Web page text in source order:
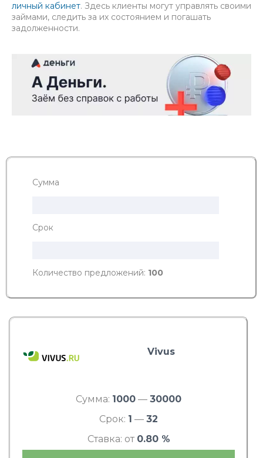
личный кабинет. Здесь клиенты могут управлять своими
займами, следить за их состоянием и погашать
задолженности.
Сумма
Срок
Количество предложений: 100
Vivus
Сумма: 1000 — 30000
Срок: 1 — 32
Ставка: от 0.80 %